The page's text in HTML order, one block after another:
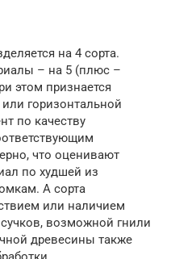
на 4 сорта.
– на 5 (плюс –
этом признается
горизонтальной
по качеству
что оценивают
по худшей из
А сорта
или наличием
возможной гнили
древесины также